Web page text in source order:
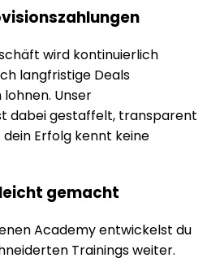
wird kontinuierlich
langfristige Deals
Unser
dabei gestaffelt, transparent
Erfolg kennt keine
gemacht
Academy entwickelst du
Trainings weiter.